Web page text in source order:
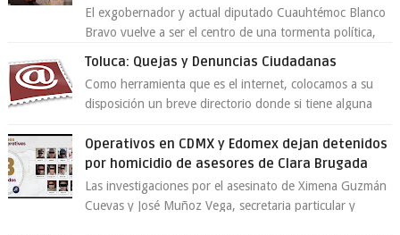
El exgobernador y actual diputado Cuauhtémoc Blanco
Bravo vuelve a ser el centro de una tormenta política,
Toluca: Quejas y Denuncias Ciudadanas
Como herramienta que es el internet, colocamos a su
disposición un breve directorio donde si tiene alguna
Operativos en CDMX y Edomex dejan detenidos
por homicidio de asesores de Clara Brugada
Las investigaciones por el asesinato de Ximena Guzmán
Cuevas y José Muñoz Vega, secretaria particular y